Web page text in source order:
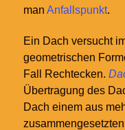
man Anfallspunkt.
Ein Dach versucht
geometrischen
Fall Rechtecken.
Übertragung des
Dach einem aus